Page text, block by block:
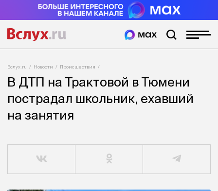
Вслух.ru Новости Происшествия
В ДТП на Трактовой в Тюмени
пострадал школьник, ехавший
на занятия